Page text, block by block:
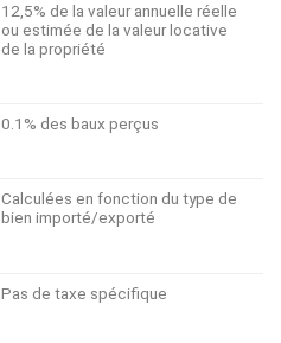
12,5% de la valeur annuelle réelle
ou estimée de la valeur locative
de la propriété
0.1% des baux perçus
Calculées en fonction du type de
bien importé/exporté
Pas de taxe spécifique